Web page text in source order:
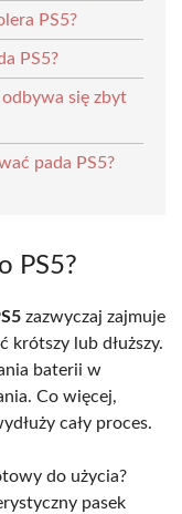
PS5?
PS5?
odbywa się zbyt
pada PS5?
PS5?
zazwyczaj zajmuje
krótszy lub dłuższy.
baterii w
Co więcej,
cały proces.
do użycia?
pasek